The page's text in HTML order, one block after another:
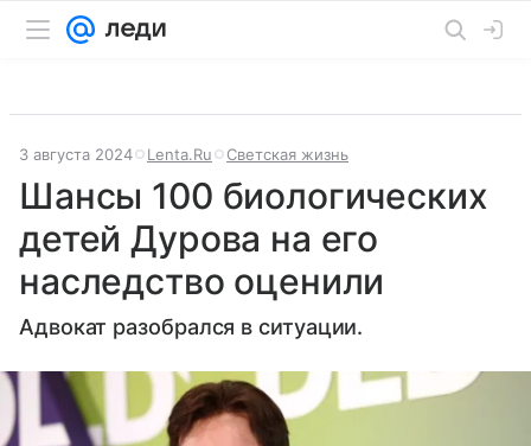
3 августа 2024 Lenta.Ru Светская жизнь
Шансы 100 биологических
детей Дурова на его
наследство оценили
Адвокат разобрался в ситуации.